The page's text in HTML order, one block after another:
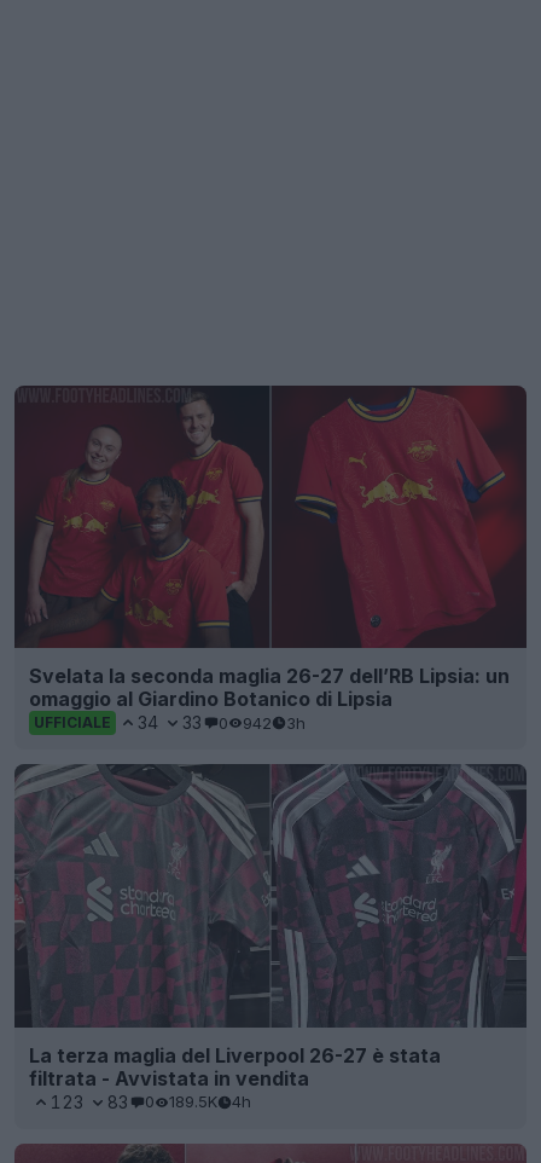
Svelata la seconda maglia 26-27 dell’RB Lipsia: un
omaggio al Giardino Botanico di Lipsia
UFFICIALE 34 33 0 942 3h
La terza maglia del Liverpool 26-27 è stata
filtrata - Avvistata in vendita
123 83 0 189.5K 4h